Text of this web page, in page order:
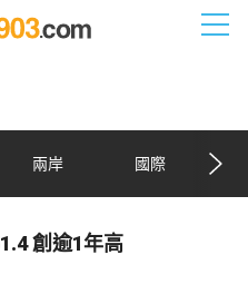
兩岸 國際
創逾1年高